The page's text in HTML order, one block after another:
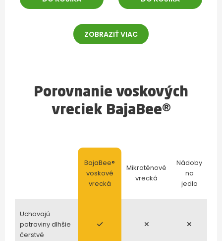
ZOBRAZIŤ VIAC
Porovnanie voskových
vreciek BajaBee®
BajaBee®
voskové
vrecká
Mikroténové
vrecká
Nádoby
na
jedlo
Uchovajú
potraviny dlhšie
čerstvé